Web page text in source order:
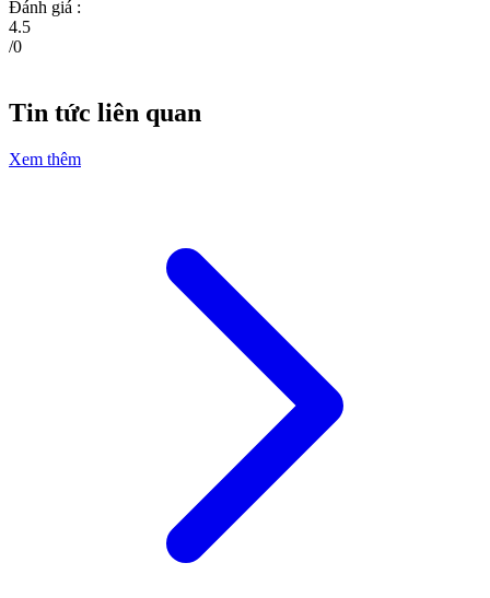
Đánh giá :
4.5
/0
Tin tức liên quan
Xem thêm